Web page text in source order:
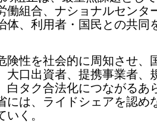
働組合、ナショナルセンタ
体、利用者・国民との共同
性を社会的に周知させ、
大口出資者、提携事業者、
白タク合法化につながるあ
には、ライドシェアを認め
く。